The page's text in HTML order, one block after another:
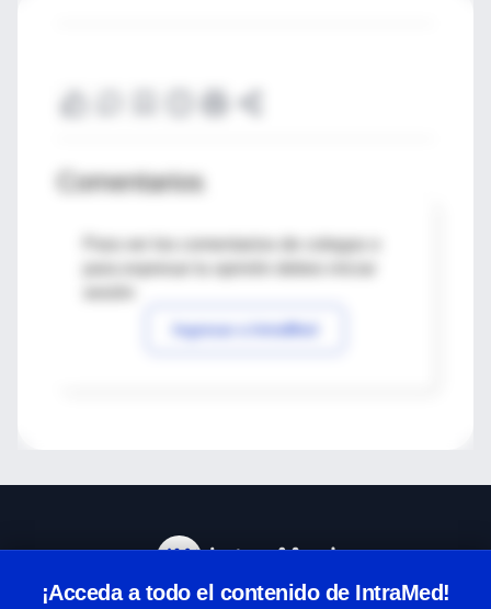
Comentarios
Para ver los comentarios de colegas o
Ingresar a IntraMed
¡Acceda a todo el contenido de IntraMed!